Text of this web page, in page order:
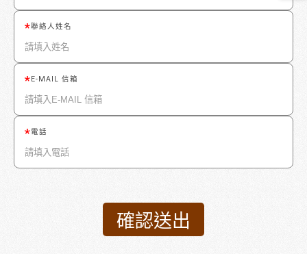
聯絡人姓名
E-MAIL 信箱
電話